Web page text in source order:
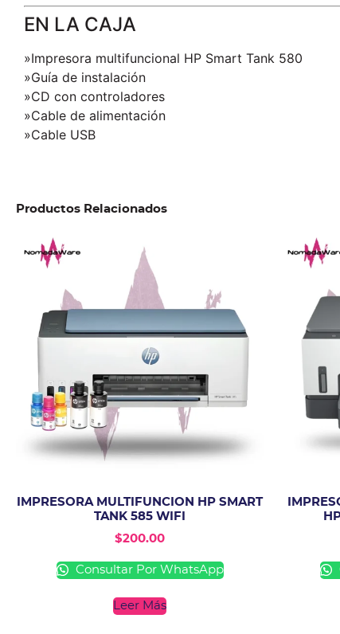
EN LA CAJA
»Impresora multifuncional HP Smart Tank 580
»Guía de instalación
»CD con controladores
»Cable de alimentación
»Cable USB
Productos Relacionados
IMPRESORA MULTIFUNCION HP SMART
TANK 585 WIFI
$200.00
Consultar Por WhatsApp
Leer Más